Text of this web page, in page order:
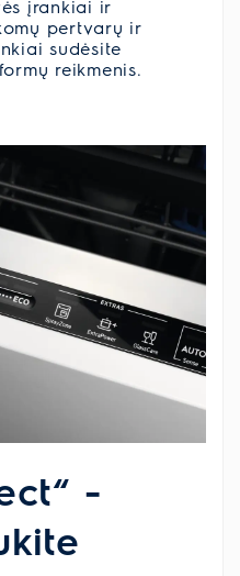
įrankiai ir
pertvarų ir
sudėsite
reikmenis.
-